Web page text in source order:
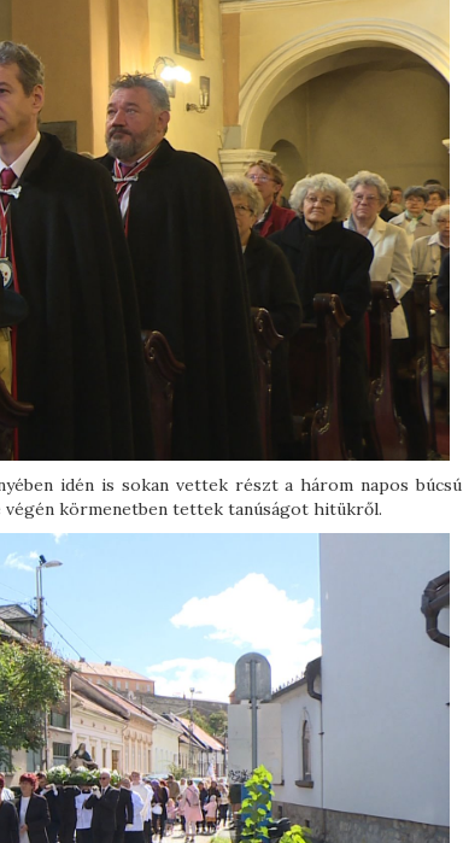
idén is sokan vettek részt a három napos búcsú
végén körmenetben tettek tanúságot hitükről.